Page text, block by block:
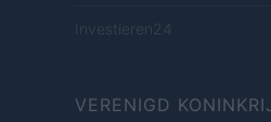
Investieren24
VERENIGD